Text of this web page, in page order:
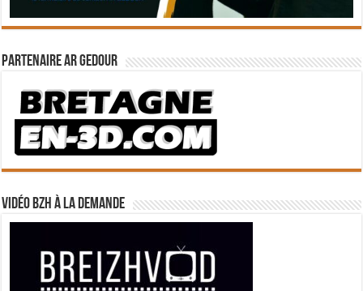
Partenaire Ar Gedour
Vidéo BZH à la demande